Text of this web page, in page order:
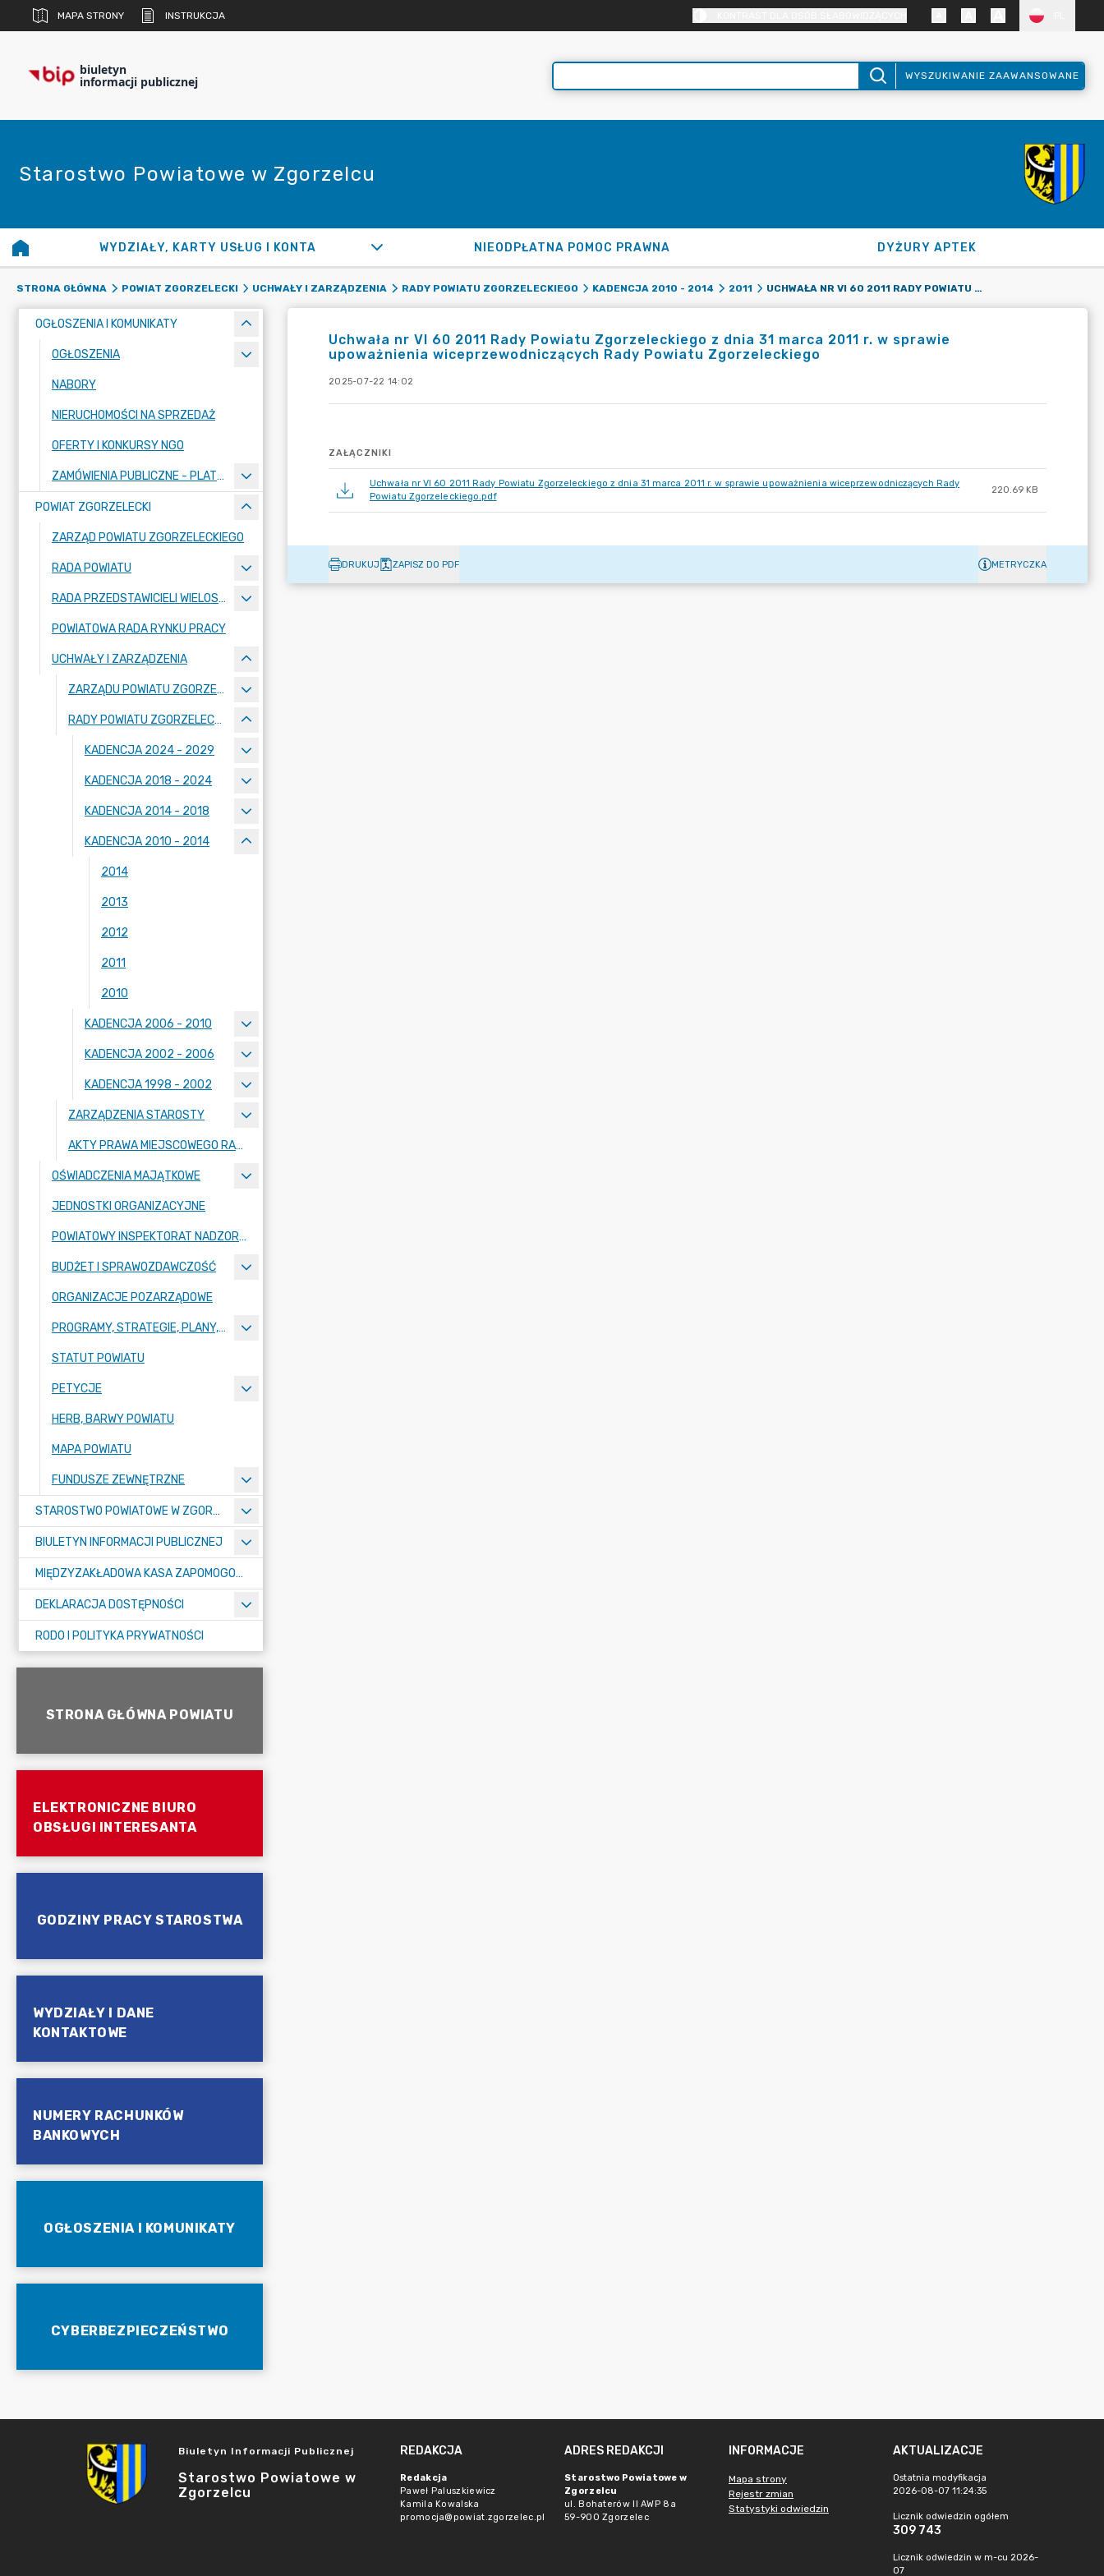
MAPA STRONY INSTRUKCJA
biuletyn
informacji publicznej WYSZUKIWANIE ZAAWANSOWANE
Starostwo Powiatowe w Zgorzelcu
WYDZIAŁY, KARTY USŁUG I KONTA NIEODPŁATNA POMOC PRAWNA DYŻURY APTEK
STRONA GŁÓWNA POWIAT ZGORZELECKI UCHWAŁY I ZARZĄDZENIA RADY POWIATU ZGORZELECKIEGO KADENCJA 2010 - 2014 2011 UCHWAŁA NR VI 60 2011 RADY POWIATU ZGORZELECKIEGO Z DNIA 31 MARCA 2011 R. W SPRAWIE UPOWAŻNIENIA WICEPRZEWODNICZĄCYCH RADY POWIATU ZGORZELECKIEGO
OGŁOSZENIA I KOMUNIKATY
OGŁOSZENIA
NABORY
NIERUCHOMOŚCI NA SPRZEDAŻ
OFERTY I KONKURSY NGO
ZAMÓWIENIA PUBLICZNE - PLATFORMA ZAKUPOWA
POWIAT ZGORZELECKI
ZARZĄD POWIATU ZGORZELECKIEGO
RADA POWIATU
RADA PRZEDSTAWICIELI WIELOSPECJALISTYCZNEGO ZESPOŁU OPIEKI ZDROWOTNEJ "BOLESŁAWIEC-ZGORZELEC" SAMODZIELNEGO PUBLICZNEGO ZAKŁADU OPIEKI ZDROWOTNEJ
POWIATOWA RADA RYNKU PRACY
UCHWAŁY I ZARZĄDZENIA
ZARZĄDU POWIATU ZGORZELECKIEGO
RADY POWIATU ZGORZELECKIEGO
KADENCJA 2024 - 2029
KADENCJA 2018 - 2024
KADENCJA 2014 - 2018
KADENCJA 2010 - 2014
2014
2013
2012
2011
2010
KADENCJA 2006 - 2010
KADENCJA 2002 - 2006
KADENCJA 1998 - 2002
ZARZĄDZENIA STAROSTY
AKTY PRAWA MIEJSCOWEGO RADY POWIATU ZGORZELECKIEGO
OŚWIADCZENIA MAJĄTKOWE
JEDNOSTKI ORGANIZACYJNE
POWIATOWY INSPEKTORAT NADZORU BUDOWLANEGO
BUDŻET I SPRAWOZDAWCZOŚĆ
ORGANIZACJE POZARZĄDOWE
PROGRAMY, STRATEGIE, PLANY, RAPORTY
STATUT POWIATU
PETYCJE
HERB, BARWY POWIATU
MAPA POWIATU
FUNDUSZE ZEWNĘTRZNE
STAROSTWO POWIATOWE W ZGORZELCU
BIULETYN INFORMACJI PUBLICZNEJ
MIĘDZYZAKŁADOWA KASA ZAPOMOGOWO-POŻYCZKOWA
DEKLARACJA DOSTĘPNOŚCI
RODO I POLITYKA PRYWATNOŚCI
STRONA GŁÓWNA POWIATU
ELEKTRONICZNE BIURO
OBSŁUGI INTERESANTA
GODZINY PRACY STAROSTWA
WYDZIAŁY I DANE
KONTAKTOWE
NUMERY RACHUNKÓW
BANKOWYCH
OGŁOSZENIA I KOMUNIKATY
CYBERBEZPIECZEŃSTWO
Uchwała nr VI 60 2011 Rady Powiatu Zgorzeleckiego z dnia 31 marca 2011 r. w sprawie
upoważnienia wiceprzewodniczących Rady Powiatu Zgorzeleckiego
2025-07-22 14:02
ZAŁĄCZNIKI
Uchwała nr VI 60 2011 Rady Powiatu Zgorzeleckiego z dnia 31 marca 2011 r. w sprawie upoważnienia wiceprzewodniczących Rady
Powiatu Zgorzeleckiego.pdf
220.69 KB
DRUKUJ ZAPISZ DO PDF METRYCZKA
Biuletyn Informacji Publicznej
Starostwo Powiatowe w
Zgorzelcu
REDAKCJA
Redakcja
Paweł Paluszkiewicz
Kamila Kowalska
promocja@powiat.zgorzelec.pl
ADRES REDAKCJI
Starostwo Powiatowe w
Zgorzelcu
ul. Bohaterów II AWP 8a
59-900 Zgorzelec
INFORMACJE
Mapa strony
Rejestr zmian
Statystyki odwiedzin
AKTUALIZACJE
Ostatnia modyfikacja
2026-08-07 11:24:35
Licznik odwiedzin ogółem
309 743
Licznik odwiedzin w m-cu 2026-
07